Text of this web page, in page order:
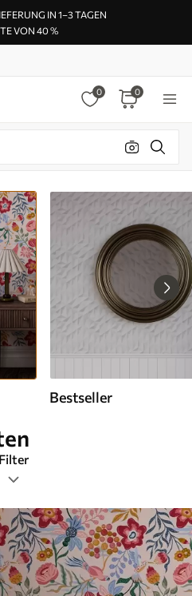
IN 1–3 TAGEN
VON 40 %
0 0
Bestseller
Filter
löschen